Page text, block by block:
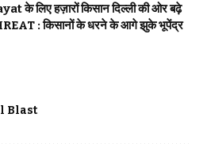
लिए हज़ारों किसान दिल्ली की ओर बढ़े
: किसानों के धरने के आगे झुके भूपेंद्र
Blast